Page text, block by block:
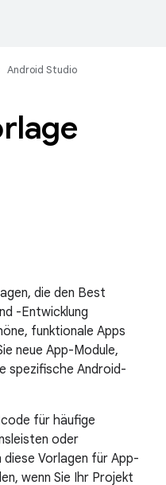
Android Studio
die den Best
-Entwicklung
funktionale Apps
neue App-Module,
spezifische Android-
für häufige
oder
diese Vorlagen für App-
wenn Sie Ihr Projekt